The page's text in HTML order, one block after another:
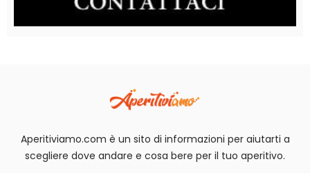
Aperitiviamo.com è un sito di informazioni per aiutarti a
scegliere dove andare e cosa bere per il tuo aperitivo.